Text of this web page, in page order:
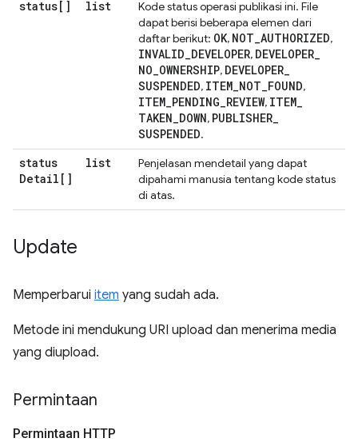
status[] list
Kode status operasi publikasi ini. File
dapat berisi beberapa elemen dari
daftar berikut: OK, NOT_AUTHORIZED,
INVALID_DEVELOPER, DEVELOPER_
NO_OWNERSHIP, DEVELOPER_
SUSPENDED, ITEM_NOT_FOUND,
ITEM_PENDING_REVIEW, ITEM_
TAKEN_DOWN, PUBLISHER_
SUSPENDED.
status
Detail[]
list
Penjelasan mendetail yang dapat
dipahami manusia tentang kode status
di atas.
Update
Memperbarui item yang sudah ada.
Metode ini mendukung URI upload dan menerima media
yang diupload.
Permintaan
Permintaan HTTP